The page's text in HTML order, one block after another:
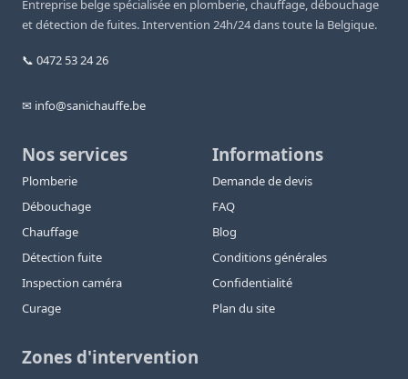
Entreprise belge spécialisée en plomberie, chauffage, débouchage
et détection de fuites. Intervention 24h/24 dans toute la Belgique.
📞 0472 53 24 26
✉ info@sanichauffe.be
Nos services
Plomberie
Débouchage
Chauffage
Détection fuite
Inspection caméra
Curage
Informations
Demande de devis
FAQ
Blog
Conditions générales
Confidentialité
Plan du site
Zones d'intervention